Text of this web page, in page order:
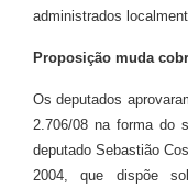
administrados
Proposição muda
Os deputados
2.706/08 na forma do
deputado Sebastião
2004, que dispõe